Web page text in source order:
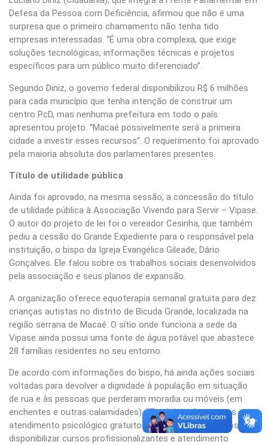
Defesa da Pessoa com Deficiência, afirmou que não é uma
surpresa que o primeiro chamamento não tenha tido
empresas interessadas. “É uma obra complexa, que exige
soluções tecnológicas, informações técnicas e projetos
específicos para um público muito diferenciado”.
Segundo Diniz, o governo federal disponibilizou R$ 6 milhões
para cada município que tenha intenção de construir um
centro PcD, mas nenhuma prefeitura em todo o país
apresentou projeto. “Macaé possivelmente será a primeira
cidade a investir esses recursos”. O requerimento foi aprovado
pela maioria absoluta dos parlamentares presentes.
Título de utilidade pública
Ainda foi aprovado, na mesma sessão, a concessão do título
de utilidade pública à Associação Vivendo para Servir – Vipase.
O autor do projeto de lei foi o vereador Cesinha, que também
pediu a cessão do Grande Expediente para o responsável pela
instituição, o bispo da Igreja Evangélica Gileade, Dário
Gonçalves. Ele falou sobre os trabalhos sociais desenvolvidos
pela associação e seus planos de expansão.
A organização oferece equoterapia semanal gratuita para dez
crianças autistas no distrito de Bicuda Grande, localizada na
região serrana de Macaé. O sítio onde funciona a sede da
Vipase ainda possui uma fonte de água potável que abastece
28 famílias residentes no seu entorno.
De acordo com informações do bispo, há ainda ações sociais
voltadas para devolver a dignidade à população em situação
de rua e às pessoas que perderam moradia ou móveis (em
enchentes e outras calamidades). “Também oferecemos
atendimento psicológico gratuito e, em breve, esperamos
disponibilizar cursos profissionalizantes e atendimento